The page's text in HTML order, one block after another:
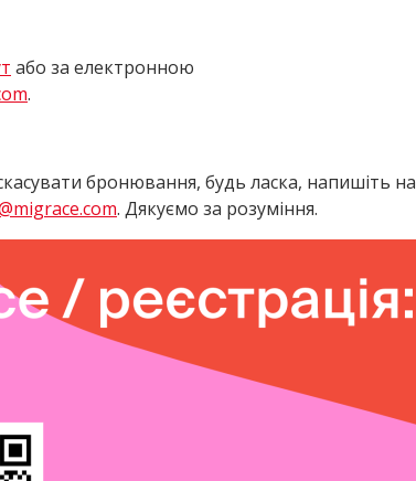
або за електронною
.
бронювання, будь ласка, напишіть на
. Дякуємо за розуміння.